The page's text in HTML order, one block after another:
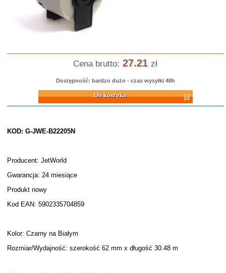
Cena brutto: 27.21 zł
Dostępność: bardzo dużo - czas wysyłki 48h
Do koszyka
KOD: G-JWE-B22205N
Producent: JetWorld
Gwarancja: 24 miesiące
Produkt nowy
Kod EAN: 5902335704859
Kolor: Czarny na Białym
Rozmiar/Wydajność: szerokość 62 mm x długość 30.48 m